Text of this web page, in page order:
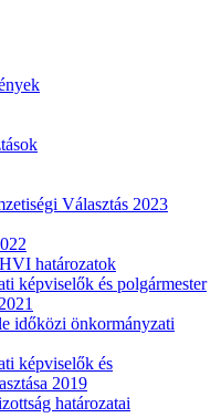
Választás 2023
határozatok
képviselők és polgármester
időközi önkormányzati
képviselők és
2019
határozatai